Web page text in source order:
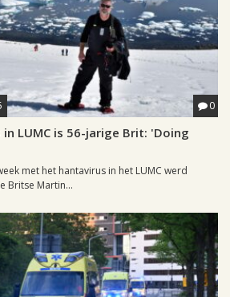
0
LUMC is 56-jarige Brit: 'Doing
met het hantavirus in het LUMC werd
Britse Martin...